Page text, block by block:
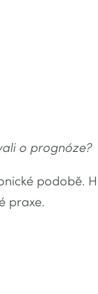
o prognóze?
podobě.
praxe.